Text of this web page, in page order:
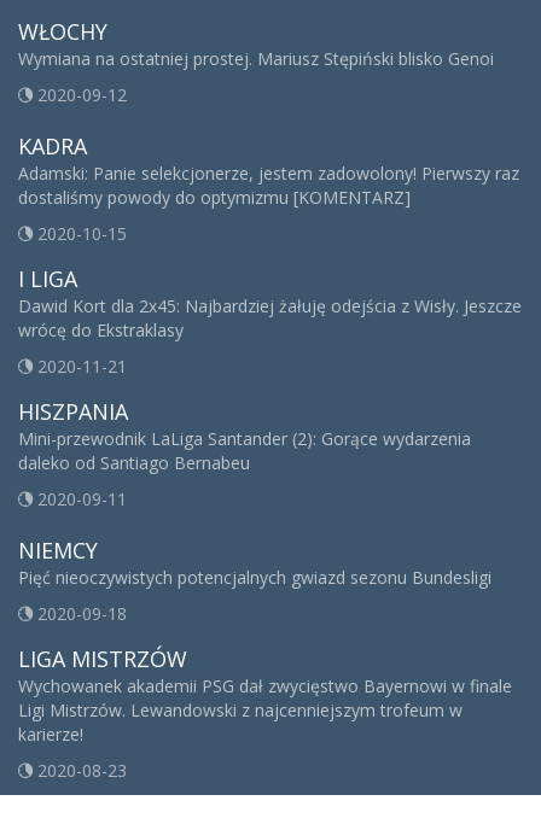
WŁOCHY
Wymiana na ostatniej prostej. Mariusz Stępiński blisko Genoi
2020-09-12
KADRA
Adamski: Panie selekcjonerze, jestem zadowolony! Pierwszy raz
dostaliśmy powody do optymizmu [KOMENTARZ]
2020-10-15
I LIGA
Dawid Kort dla 2x45: Najbardziej żałuję odejścia z Wisły. Jeszcze
wrócę do Ekstraklasy
2020-11-21
HISZPANIA
Mini-przewodnik LaLiga Santander (2): Gorące wydarzenia
daleko od Santiago Bernabeu
2020-09-11
NIEMCY
Pięć nieoczywistych potencjalnych gwiazd sezonu Bundesligi
2020-09-18
LIGA MISTRZÓW
Wychowanek akademii PSG dał zwycięstwo Bayernowi w finale
Ligi Mistrzów. Lewandowski z najcenniejszym trofeum w
karierze!
2020-08-23